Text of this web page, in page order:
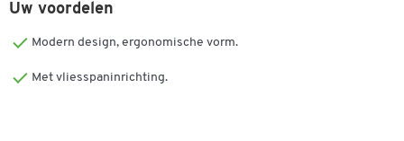
Uw voordelen
Modern design, ergonomische vorm.
Met vliesspaninrichting.
Dubbelklik om in te zoomen